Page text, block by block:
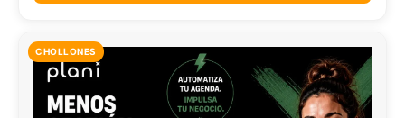
CHOLLONES